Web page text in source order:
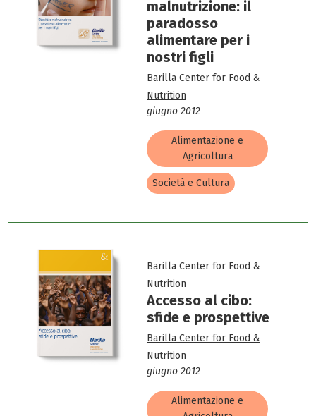
malnutrizione: il
paradosso
alimentare per i
nostri figli
Barilla Center for Food &
Nutrition
giugno 2012
Alimentazione e
Agricoltura
Società e Cultura
Barilla Center for Food &
Nutrition
Accesso al cibo:
sfide e prospettive
Barilla Center for Food &
Nutrition
giugno 2012
Alimentazione e